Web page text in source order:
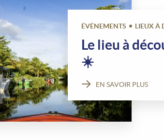
ÉVÉNEMENTS LIEUX À
Le lieu à
☀️
EN SAVOIR PLUS